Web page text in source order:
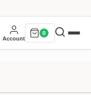
Account
0